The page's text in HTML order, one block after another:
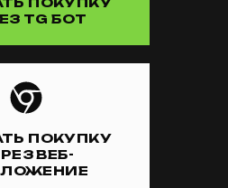
TG БОТ
ПОКУПКУ
ВЕБ-